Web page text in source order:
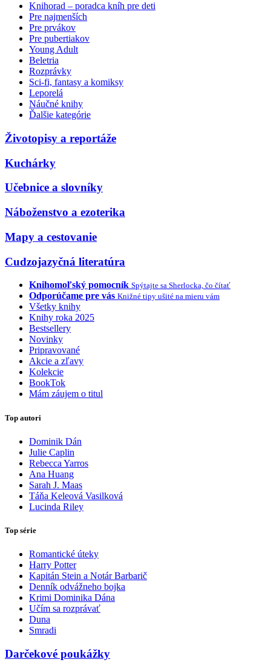
Knihorad – poradca kníh pre deti
Pre najmenších
Pre prvákov
Pre pubertiakov
Young Adult
Beletria
Rozprávky
Sci-fi, fantasy a komiksy
Leporelá
Náučné knihy
Ďalšie kategórie
Životopisy a reportáže
Kuchárky
Učebnice a slovníky
Náboženstvo a ezoterika
Mapy a cestovanie
Cudzojazyčná literatúra
Knihomoľský pomocník Spýtajte sa Sherlocka, čo čítať
Odporúčame pre vás Knižné tipy ušité na mieru vám
Všetky knihy
Knihy roka 2025
Bestsellery
Novinky
Pripravované
Akcie a zľavy
Kolekcie
BookTok
Mám záujem o titul
Top autori
Dominik Dán
Julie Caplin
Rebecca Yarros
Ana Huang
Sarah J. Maas
Táňa Keleová Vasilková
Lucinda Riley
Top série
Romantické úteky
Harry Potter
Kapitán Stein a Notár Barbarič
Denník odvážneho bojka
Krimi Dominika Dána
Učím sa rozprávať
Duna
Smradi
Darčekové poukážky